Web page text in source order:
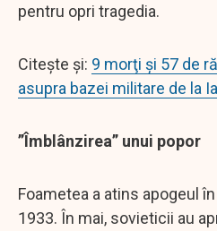
pentru opri tragedia.
Citește și: 9 morţi şi 57 de
asupra bazei militare de la
”Îmblânzirea” unui popor
Foametea a atins apogeul
1933. În mai, sovieticii au